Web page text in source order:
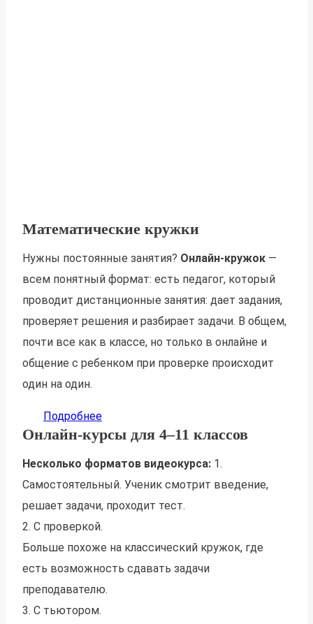
Математические кружки
Нужны постоянные занятия? Онлайн-кружок —
всем понятный формат: есть педагог, который
проводит дистанционные занятия: дает задания,
проверяет решения и разбирает задачи. В общем,
почти все как в классе, но только в онлайне и
общение с ребенком при проверке происходит
один на один.
Подробнее
Онлайн-курсы для 4–11 классов
Несколько форматов видеокурса: 1.
Cамостоятельный. Ученик смотрит введение,
решает задачи, проходит тест.
2. С проверкой.
Больше похоже на классический кружок, где
есть возможность сдавать задачи
преподавателю.
3. С тьютором.